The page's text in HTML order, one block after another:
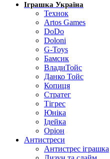
Іграшка Україна
Технок
Artos Games
DoDo
Doloni
G-Toys
Бамсик
ВладиТойс
Данко Тойс
Копиця
Стратег
Тігрес
Юніка
Ідейка
Оріон
Антистреси
Антистрес іграшка